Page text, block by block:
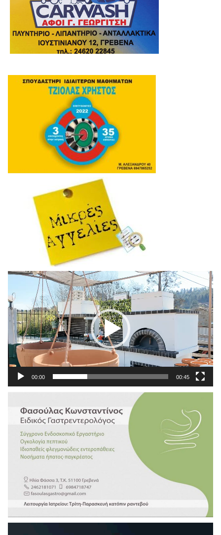
Πρόγραμμα
Αναπαραγωγής
Βίντεο
00:00 00:45